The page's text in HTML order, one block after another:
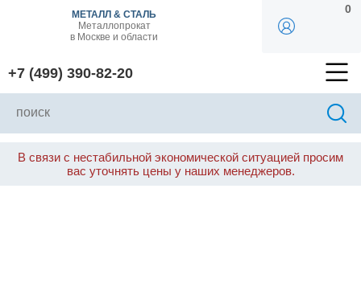
МЕТАЛЛ & СТАЛЬ
Металлопрокат
в Москве и области
+7 (499) 390-82-20
0
В связи с нестабильной экономической ситуацией просим
вас уточнять цены у наших менеджеров.